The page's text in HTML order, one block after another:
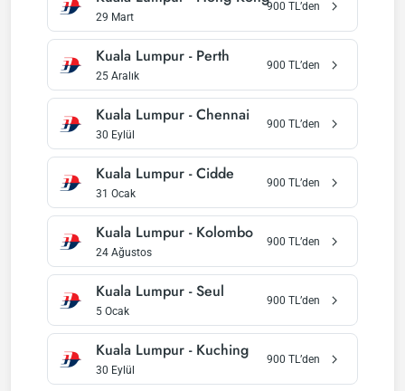
29 Mart
900 TL’den
Kuala Lumpur - Perth
25 Aralık
900 TL’den
Kuala Lumpur -Chennai
30 Eylül
900 TL’den
Kuala Lumpur -Cidde
31 Ocak
900 TL’den
Kuala Lumpur - Kolombo
24 Ağustos
900 TL’den
Kuala Lumpur -Seul
5 Ocak
900 TL’den
Kuala Lumpur - Kuching
30 Eylül
900 TL’den